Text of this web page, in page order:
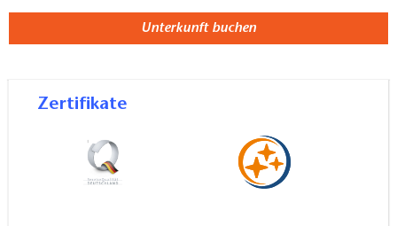
Unterkunft buchen
Zertifikate